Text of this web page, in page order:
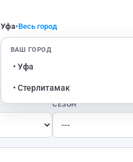
Уфа•Весь город
ВАШ ГОРОД
• Уфа
• Стерлитамак
СЕЗОН